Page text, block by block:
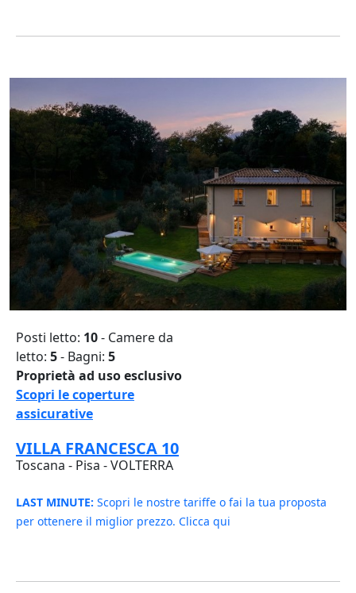
Posti letto: 10- Camere da
letto: 5- Bagni: 5
Proprietà ad uso esclusivo
Scopri le coperture
assicurative
VILLA FRANCESCA 10
Toscana - Pisa - VOLTERRA
LAST MINUTE: Scopri le nostre tariffe o fai la tua proposta
per ottenere il miglior prezzo. Clicca qui